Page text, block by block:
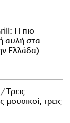
Η πιο
αυλή στα
Ελλάδα)
Tρεις
μουσικοί, τρεις